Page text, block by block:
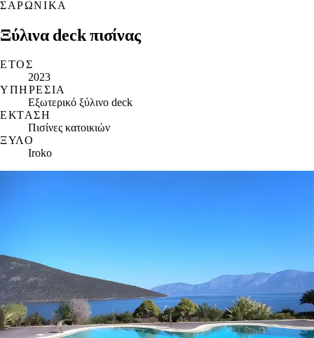
ΣΑΡΩΝΙΚΆ
Ξύλινα deck πισίνας
ΈΤΟΣ
2023
ΥΠΗΡΕΣΊΑ
Εξωτερικό ξύλινο deck
ΈΚΤΑΣΗ
Πισίνες κατοικιών
ΞΎΛΟ
Iroko